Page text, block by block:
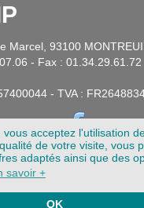
vous acceptez l'utilisation
de votre visite, vous
adaptés ainsi que des
savoir +
OK
Marcel, 93100
- Fax : 01.34.29.61.72
- TVA :
est destiné aux
pouvez acheter vos